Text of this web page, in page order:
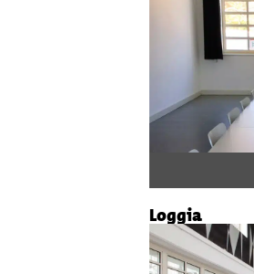
Loggia